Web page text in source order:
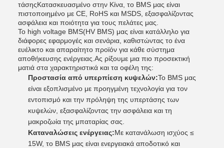
τάσηςΚατασκευασμένο στην Κίνα, το BMS μας είναι
πιστοποιημένο με CE, RoHS και MSDS, εξασφαλίζοντας
ασφάλεια και ποιότητα για τους πελάτες μας.
Το high voltage BMS(HV BMS) μας είναι κατάλληλο για
διάφορες εφαρμογές και σενάρια, καθιστώντας το ένα
ευέλικτο και απαραίτητο προϊόν για κάθε σύστημα
αποθήκευσης ενέργειας.Ας ρίξουμε μια πιο προσεκτική
ματιά στα χαρακτηριστικά και τα οφέλη της:
Προστασία από υπερπίεση κυψελών:Το BMS μας
είναι εξοπλισμένο με προηγμένη τεχνολογία για τον
εντοπισμό και την πρόληψη της υπερτάσης των
κυψελών, εξασφαλίζοντας την ασφάλεια και τη
μακροζωία της μπαταρίας σας.
Καταναλώσεις ενέργειας:Με κατανάλωση ισχύος ≤
15W, το BMS μας είναι ενεργειακά αποδοτικό και